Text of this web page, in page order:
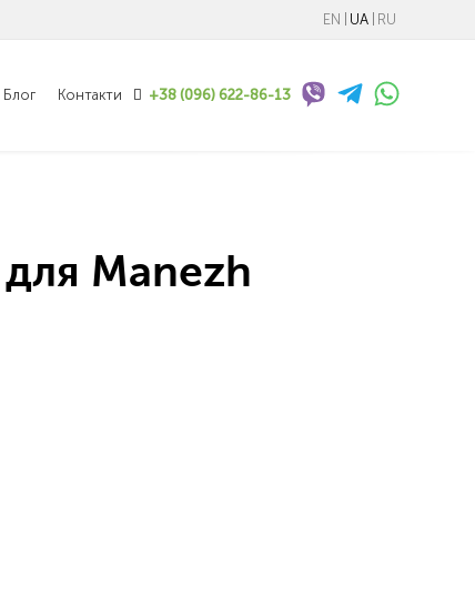
EN UA RU
Блог Контакти +38 (096) 622-86-13
Manezh